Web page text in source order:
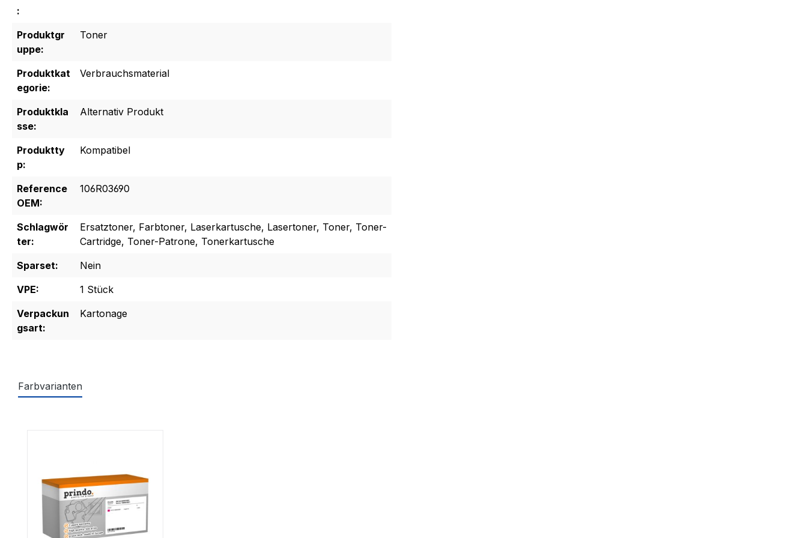
:
Produktgr
uppe:
Toner
Produktkat
egorie:
Verbrauchsmaterial
Produktkla
sse:
Alternativ Produkt
Produktty
p:
Kompatibel
Reference
OEM:
106R03690
Schlagwör
ter:
Ersatztoner, Farbtoner, Laserkartusche, Lasertoner, Toner, Toner-
Cartridge, Toner-Patrone, Tonerkartusche
Sparset:
Nein
VPE:
1 Stück
Verpackun
gsart:
Kartonage
Farbvarianten